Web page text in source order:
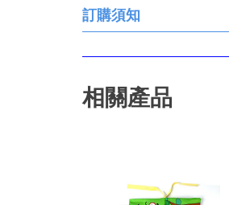
訂購須知
相關產品